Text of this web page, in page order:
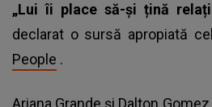
„Lui îi place să-și țină
declarat o sursă apropiată
People .
Ariana Grande și Dalton